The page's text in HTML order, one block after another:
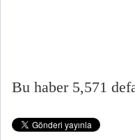
Bu haber 5,571